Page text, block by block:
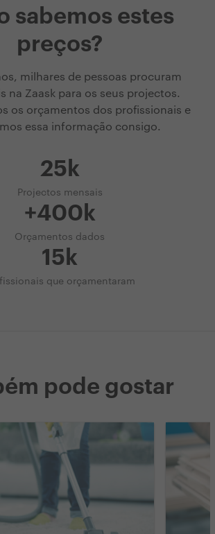
sabemos estes
preços?
milhares de pessoas procuram
na Zaask para os seus projectos.
os orçamentos dos profissionais e
essa informação consigo.
25k
Projectos mensais
+400k
Orçamentos dados
15k
que orçamentaram
pode gostar